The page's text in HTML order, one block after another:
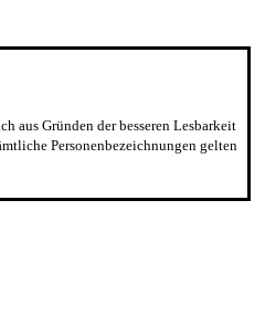
aus Gründen der besseren Lesbarkeit
Personenbezeichnungen gelten